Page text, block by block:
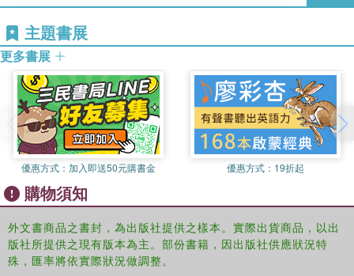
主題書展
更多書展
優惠方式： 加入即送50元購書金 優惠方式： 19折起
購物須知
外文書商品之書封，為出版社提供之樣本。實際出貨商品，以出
版社所提供之現有版本為主。部份書籍，因出版社供應狀況特
殊，匯率將依實際狀況做調整。